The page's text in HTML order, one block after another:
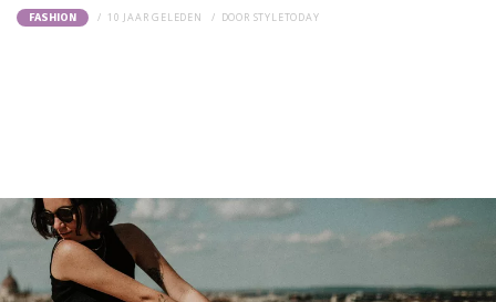
FASHION 10 JAAR GELEDEN DOOR STYLETODAY